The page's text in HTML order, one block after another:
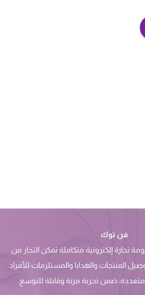
فن توك
إلكترونية متكاملة تمكن التجار من
المنتجات والهدايا والمستلزمات للأفراد
ضمن تجربة مرنة وقابلة للتوسع.